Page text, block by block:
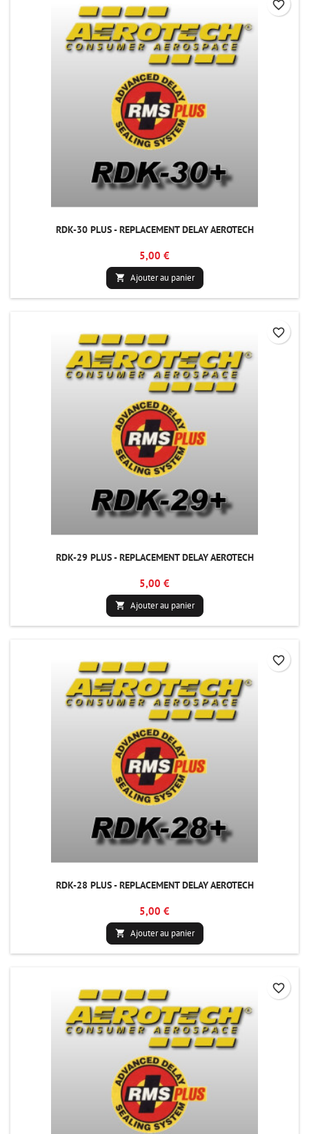
RDK-30 PLUS - REPLACEMENT DELAY AEROTECH
5,00 €
 Ajouter au panier
favorite_border
RDK-29 PLUS - REPLACEMENT DELAY AEROTECH
5,00 €
 Ajouter au panier
favorite_border
RDK-28 PLUS - REPLACEMENT DELAY AEROTECH
5,00 €
 Ajouter au panier
favorite_border
favorite_border